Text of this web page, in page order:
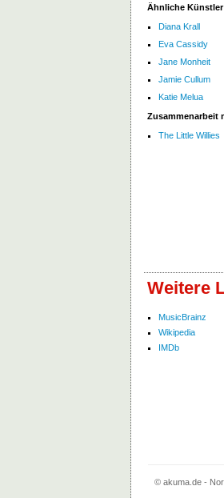
Ähnliche Künstler
Diana Krall
Eva Cassidy
Jane Monheit
Jamie Cullum
Katie Melua
Zusammenarbeit
The Little Willies
Weitere
MusicBrainz
Wikipedia
IMDb
© akuma.de -